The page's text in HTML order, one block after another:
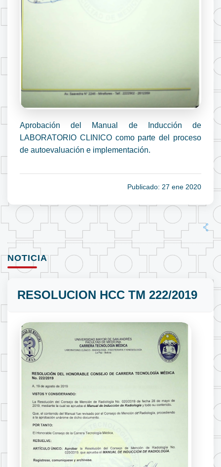
Aprobación del Manual de Inducción de
LABORATORIO CLINICO como parte del proceso
de autoevaluación e implementación.
Publicado: 27 ene 2020
NOTICIA
RESOLUCION HCC TM 222/2019